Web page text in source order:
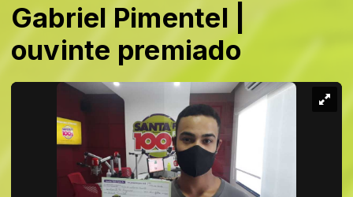
Gabriel Pimentel |
ouvinte premiado